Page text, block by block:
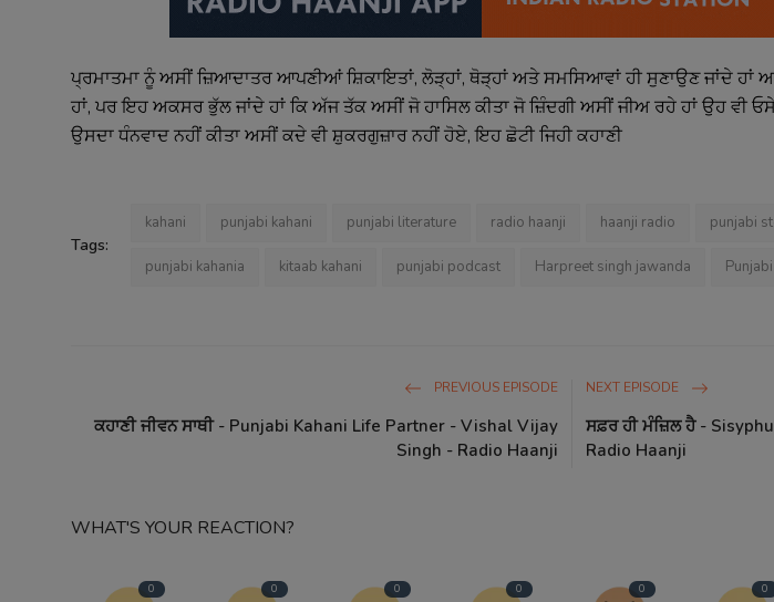
ਪ੍ਰਮਾਤਮਾਨੂੰਅਸੀਂਜ਼ਿਆਦਾਤਰਆਪਣੀਆਂਸ਼ਿਕਾਇਤਾਂ, ਲੋੜ੍ਹਾਂ, ਥੋੜ੍ਹਾਂਅਤੇਸਮਸਿਆਵਾਂਹੀਸੁਣਾਉਣਜਾਂਦੇਹਾਂ
ਹਾਂ, ਪਰਇਹਅਕਸਰਭੁੱਲਜਾਂਦੇਹਾਂਕਿਅੱਜਤੱਕਅਸੀਂਜੋਹਾਸਿਲਕੀਤਾਜੋਜ਼ਿੰਦਗੀਅਸੀਂਜੀਅਰਹੇਹਾਂਉਹਵੀ
ਉਸਦਾਧੰਨਵਾਦਨਹੀਂਕੀਤਾਅਸੀਂਕਦੇਵੀਸ਼ੁਕਰਗੁਜ਼ਾਰਨਹੀਂਹੋਏ, ਇਹਛੋਟੀਜਿਹੀਕਹਾਣੀ
Tags:
kahani punjabi kahani punjabi literature radio haanji haanji radio punjabi
punjabi kahania kitaab kahani punjabi podcast Harpreet singh jawanda Punjabi
PREVIOUS EPISODE
ਕਹਾਣੀ ਜੀਵਨ ਸਾਥੀ - Punjabi Kahani Life Partner - Vishal Vijay
Singh - Radio Haanji
NEXT EPISODE
ਸਫ਼ਰ ਹੀ ਮੰਜ਼ਿਲ ਹੈ -
Radio Haanji
WHAT'S YOUR REACTION?
0 0 0 0 0 0